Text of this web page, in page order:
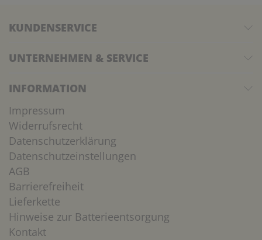
KUNDENSERVICE
UNTERNEHMEN & SERVICE
INFORMATION
Impressum
Widerrufsrecht
Datenschutzerklärung
Datenschutzeinstellungen
AGB
Barrierefreiheit
Lieferkette
Hinweise zur Batterieentsorgung
Kontakt